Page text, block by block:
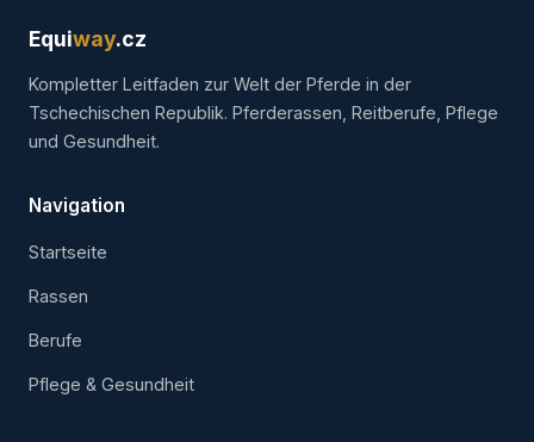
Equiway.cz
Kompletter Leitfaden zur Welt der Pferde in der
Tschechischen Republik. Pferderassen, Reitberufe, Pflege
und Gesundheit.
Navigation
Startseite
Rassen
Berufe
Pflege & Gesundheit